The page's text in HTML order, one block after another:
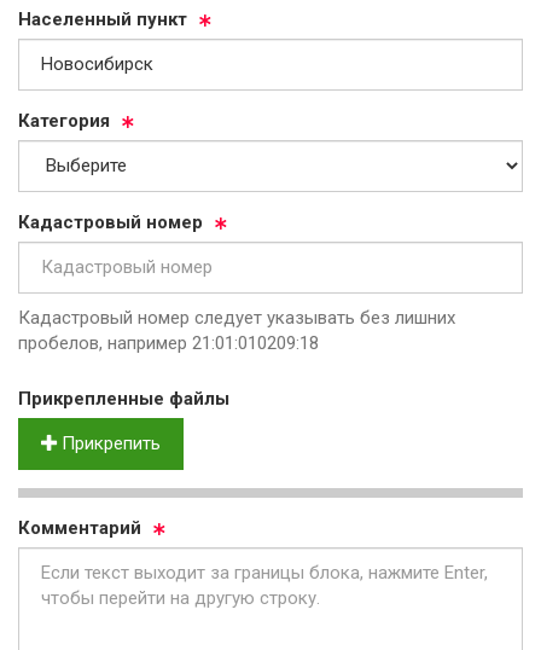
На­се­лен­ный пункт
Ка­те­го­рия
Ка­дас­тро­вый но­мер
Кадастровый номер следует указывать без лишних
пробелов, например 21:01:010209:18
Прик­реп­лен­ные фай­лы
Прикрепить
Ком­мен­та­рий